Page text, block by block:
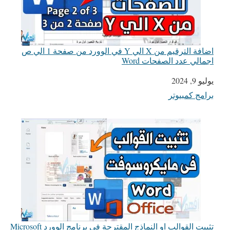
اضافة الترقيم من X الي Y في الوورد من صفحة 1 الي ص
اجمالي عدد الصفحات Word
التاريخ
يوليو 9, 2024
في ما يتعلق بما يأتي
برامج كمبيوتر
تثبيت القوالب او النماذج المقترحة في برنامج الوورد Microsoft